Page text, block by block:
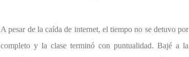
A pesar de la caída de internet, el tiempo no se detuvo por
completo y la clase terminó con puntualidad. Bajé a la